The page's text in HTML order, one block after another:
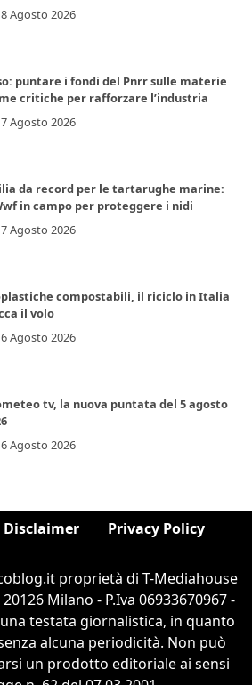
8 Agosto 2026
puntare i fondi del Pnrr sulle materie
critiche per rafforzare l’industria
7 Agosto 2026
da record per le tartarughe marine:
in campo per proteggere i nidi
7 Agosto 2026
compostabili, il riciclo in Italia
il volo
6 Agosto 2026
tv, la nuova puntata del 5 agosto
6 Agosto 2026
Disclaimer Privacy Policy
proprietà di T-Mediahouse
Milano - P.Iva 06933670967 -
testata giornalistica, in quanto
alcuna periodicità. Non può
un prodotto editoriale ai sensi